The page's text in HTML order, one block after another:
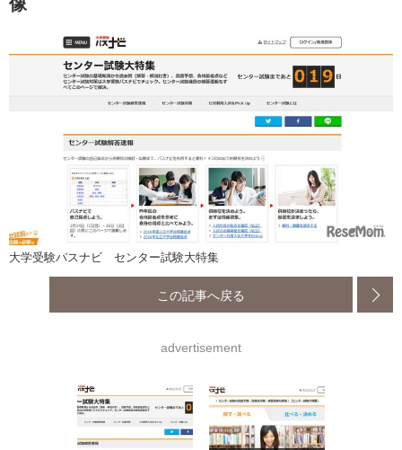
大学受験パスナビ センター試験大特集
この記事へ戻る
advertisement